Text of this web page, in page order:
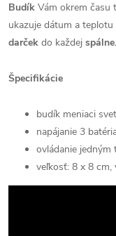
Budík Vám okrem času
ukazuje dátum a teplotu
darček do každej spálne.
Špecifikácie
budík meniaci
napájanie 3
ovládanie jedným
veľkosť: 8 x 8 cm,